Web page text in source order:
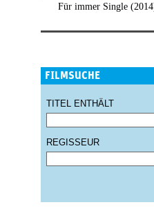
Für immer Single
FILMSUCHE
TITEL ENTHÄLT
REGISSEUR